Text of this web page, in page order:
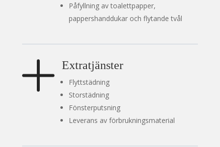
Påfyllning av toalettpapper,
pappershanddukar och flytande tvål
Extratjänster
Flyttstädning
Storstädning
Fönsterputsning
Leverans av förbrukningsmaterial